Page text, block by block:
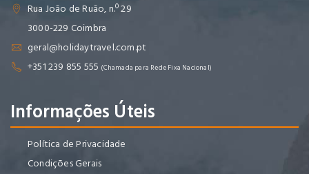
Rua João de Ruão, n.º 29
3000-229 Coimbra
geral@holidaytravel.com.pt
+351 239 855 555 (Chamada para Rede Fixa Nacional)
Informações Úteis
Política de Privacidade
Condições Gerais